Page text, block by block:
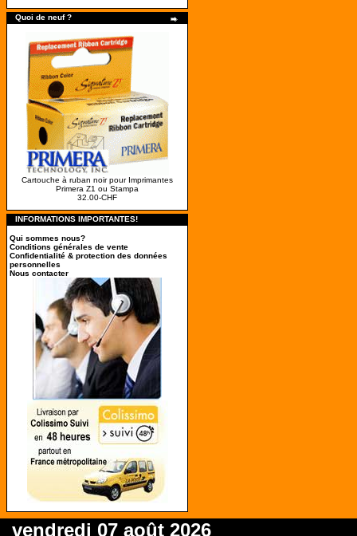
Quoi de neuf ?
Cartouche à ruban noir pour Imprimantes
Primera Z1 ou Stampa
32.00-CHF
INFORMATIONS IMPORTANTES!
Qui sommes nous?
Conditions générales de vente
Confidentialité & protection des données
personnelles
Nous contacter
vendredi 07 août 2026